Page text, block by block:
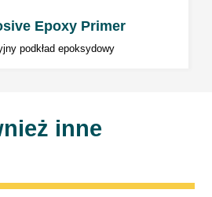
Epoxy Primer
podkład epoksydowy
inne